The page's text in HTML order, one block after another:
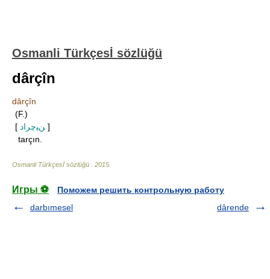
Osmanli Türkçesİ sözlüğü
dârçîn
dârçîn
(F.)
[ ﻦﻴچراد ]
tarçın.
Osmanli Türkçesİ sözlüğü 2015
Игры ⚽
Поможем решить контрольную работу
darbımesel
dârende